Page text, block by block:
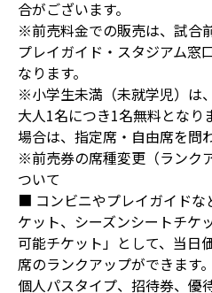
合がございます。
※前売料金での販売は、試合
プレイガイド・スタジアム窓
なります。
※小学生未満（未就学児）は
大人1名につき1名無料となり
場合は、指定席・自由席を問
※前売券の席種変更（ランク
ついて
■ コンビニやプレイガイドな
ケット、シーズンシートチケ
可能チケット」として、当日
席のランクアップができます
個人パスタイプ、招待券、優